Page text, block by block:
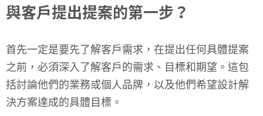
與客戶提出提案的第一步？
首先一定是要先了解客戶需求，在提出任何具體提案
之前，必須深入了解客戶的需求、目標和期望。這包
括討論他們的業務或個人品牌，以及他們希望設計解
決方案達成的具體目標。